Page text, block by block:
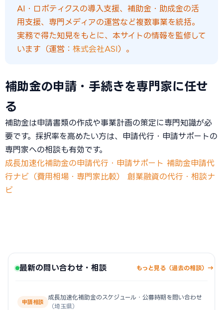
AI・ロボティクスの導入支援、補助金・助成金の活
用支援、専門メディアの運営など複数事業を統括。
実務で得た知見をもとに、本サイトの情報を監修して
います（運営： 株式会社ASI）。
補助金の申請・手続きを専門家に任せ
る
補助金は申請書類の作成や事業計画の策定に専門知識が必
要です。採択率を高めたい方は、申請代行・申請サポートの
専門家への相談も有効です。
成長加速化補助金の申請代行・申請サポート 補助金申請代
行ナビ（費用相場・専門家比較）
創業融資の代行・相談ナ
ビ
最新の問い合わせ・相談 もっと見る（過去の相談）→
申請相談
成長加速化補助金のスケジュール・公募時期を問い合わせ
（埼玉県）